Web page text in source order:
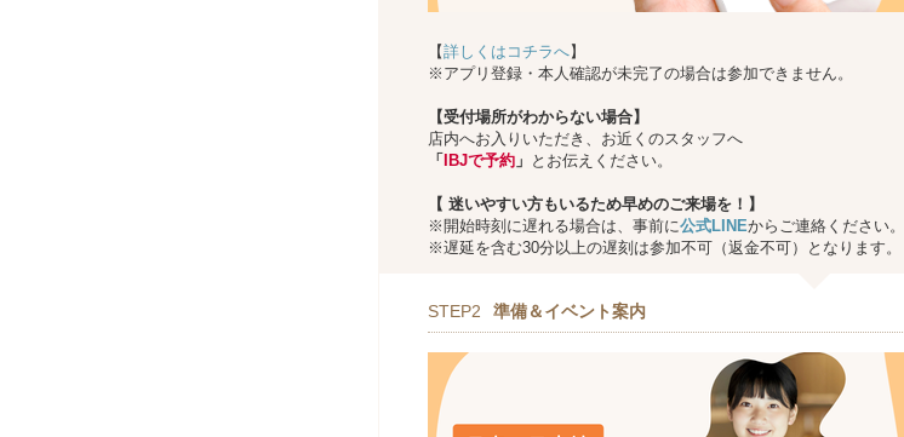
【詳しくはコチラへ】
※アプリ登録・本人確認が未完了の場合は参加できません。
【受付場所がわからない場合】
店内へお入りいただき、お近くのスタッフへ
「
IBJで予約 」 とお伝えください。
【 迷いやすい方もいるため早めのご来場を！】
※開始時刻に遅れる場合は、事前に公式LINEからご連絡ください。
※遅延を含む30分以上の遅刻は参加不可（返金不可）となります。
STEP2 準備＆イベント案内